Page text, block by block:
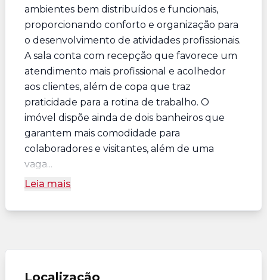
ambientes bem distribuídos e funcionais,
proporcionando conforto e organização para
o desenvolvimento de atividades profissionais.
A sala conta com recepção que favorece um
atendimento mais profissional e acolhedor
aos clientes, além de copa que traz
praticidade para a rotina de trabalho. O
imóvel dispõe ainda de dois banheiros que
garantem mais comodidade para
colaboradores e visitantes, além de uma
vaga...
Leia mais
Localização